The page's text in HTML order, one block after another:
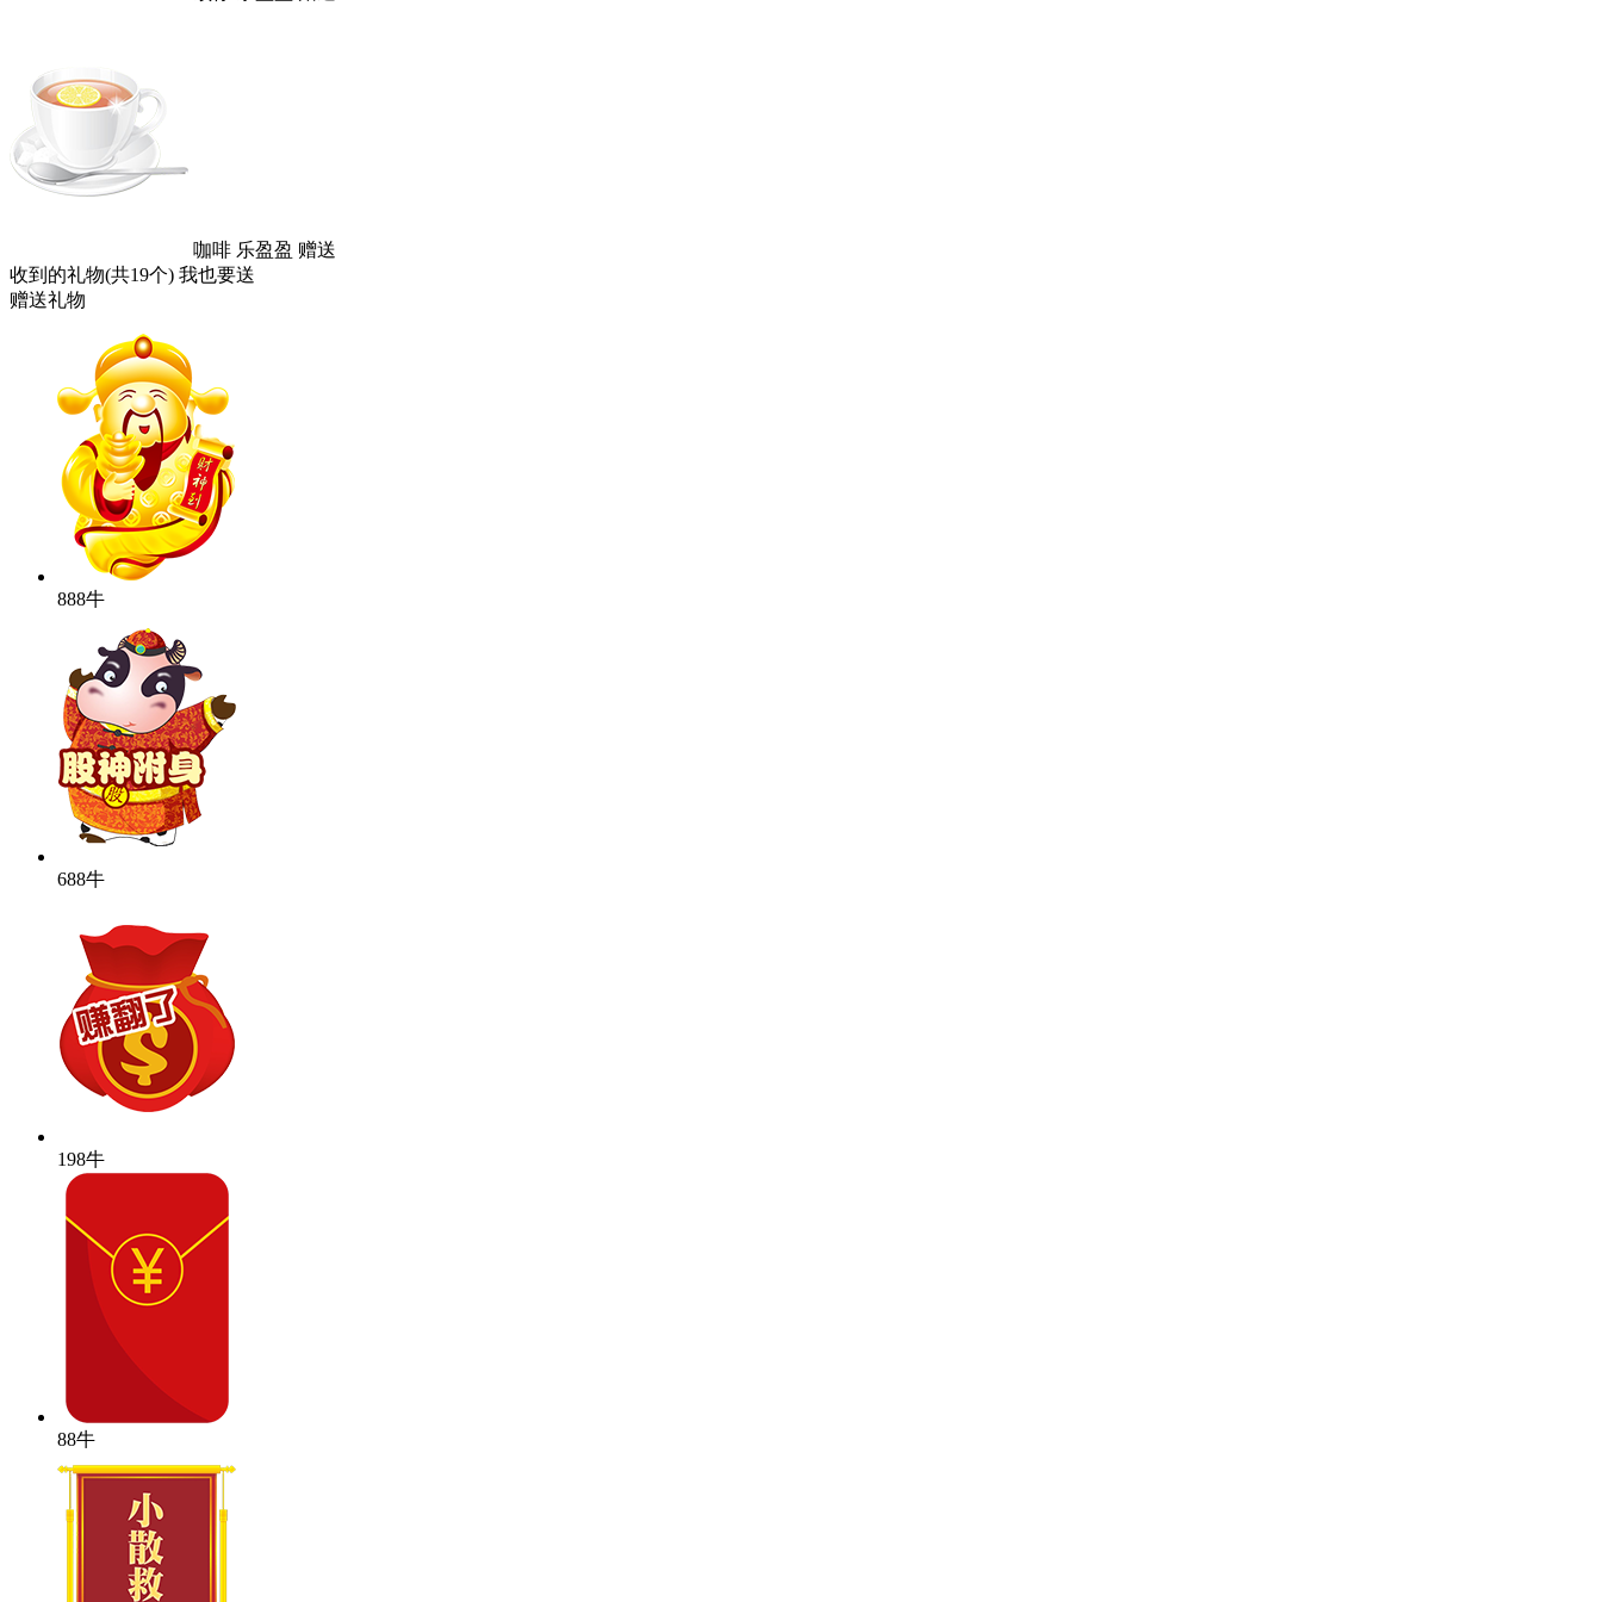
咖啡 乐盈盈 赠送
收到的礼物(共19个) 我也要送
赠送礼物
888牛
688牛
198牛
88牛